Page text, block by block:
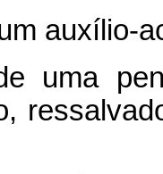
auxílio-
uma